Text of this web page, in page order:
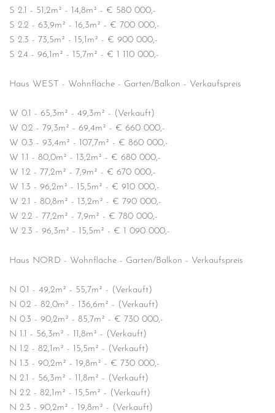
S 2.1 - 51,2m² - 14,8m² - € 580 000,-
S 2.2 - 63,9m² - 16,3m² - € 700 000,-
S 2.3 - 73,5m² - 15,1m² - € 900 000,-
S 2.4 - 96,1m² - 15,7m² - € 1 110 000,-
Haus WEST - Wohnfläche - Garten/Balkon - Verkaufspreis
W 0.1 - 65,3m² - 49,3m² - (Verkauft)
W 0.2 - 79,3m² - 69,4m² - € 660 000,-
W 0.3 - 93,4m² - 107,7m² - € 860 000,-
W 1.1 - 80,0m² - 13,2m² - € 680 000,-
W 1.2 - 77,2m² - 7,9m² - € 670 000,-
W 1.3 - 96,2m² - 15,5m² - € 910 000,-
W 2.1 - 80,8m² - 13,2m² - € 790 000,-
W 2.2 - 77,2m² - 7,9m² - € 780 000,-
W 2.3 - 96,3m² - 15,5m² - € 1 090 000,-
Haus NORD - Wohnfläche - Garten/Balkon - Verkaufspreis
N 0.1 - 49,2m² - 55,7m² - (Verkauft)
N 0.2 - 82,0m² - 136,6m² - (Verkauft)
N 0.3 - 90,2m² - 85,7m² - € 730 000,-
N 1.1 - 56,3m² - 11,8m² - (Verkauft)
N 1.2 - 82,1m² - 15,5m² - (Verkauft)
N 1.3 - 90,2m² - 19,8m² - € 730 000,-
N 2.1 - 56,3m² - 11,8m² - (Verkauft)
N 2.2 - 82,1m² - 15,5m² - (Verkauft)
N 2.3 - 90,2m² - 19,8m² - (Verkauft)